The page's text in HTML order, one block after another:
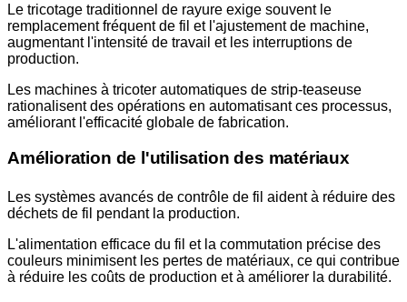
Le tricotage traditionnel de rayure exige souvent le
remplacement fréquent de fil et l'ajustement de machine,
augmentant l'intensité de travail et les interruptions de
production.
Les machines à tricoter automatiques de strip-teaseuse
rationalisent des opérations en automatisant ces processus,
améliorant l'efficacité globale de fabrication.
Amélioration de l'utilisation des matériaux
Les systèmes avancés de contrôle de fil aident à réduire des
déchets de fil pendant la production.
L'alimentation efficace du fil et la commutation précise des
couleurs minimisent les pertes de matériaux, ce qui contribue
à réduire les coûts de production et à améliorer la durabilité.